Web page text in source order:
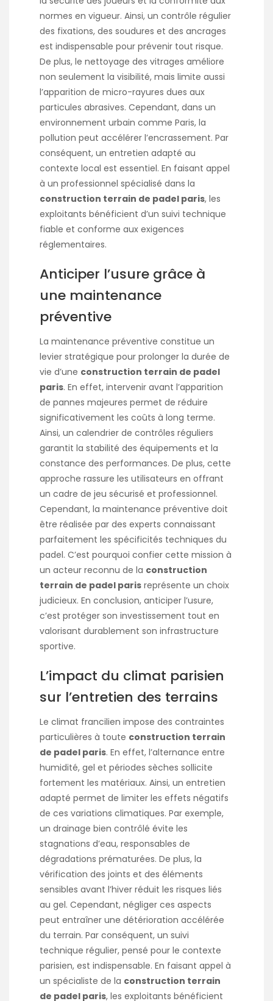
normes en vigueur. Ainsi, un contrôle régulier
des fixations, des soudures et des ancrages
est indispensable pour prévenir tout risque.
De plus, le nettoyage des vitrages améliore
non seulement la visibilité, mais limite aussi
l’apparition de micro-rayures dues aux
particules abrasives. Cependant, dans un
environnement urbain comme Paris, la
pollution peut accélérer l’encrassement. Par
conséquent, un entretien adapté au
contexte local est essentiel. En faisant appel
à un professionnel spécialisé dans la
construction terrain de padel paris, les
exploitants bénéficient d’un suivi technique
fiable et conforme aux exigences
réglementaires.
Anticiper l’usure grâce à
une maintenance
préventive
La maintenance préventive constitue un
levier stratégique pour prolonger la durée de
vie d’une construction terrain de padel
paris. En effet, intervenir avant l’apparition
de pannes majeures permet de réduire
significativement les coûts à long terme.
Ainsi, un calendrier de contrôles réguliers
garantit la stabilité des équipements et la
constance des performances. De plus, cette
approche rassure les utilisateurs en offrant
un cadre de jeu sécurisé et professionnel.
Cependant, la maintenance préventive doit
être réalisée par des experts connaissant
parfaitement les spécificités techniques du
padel. C’est pourquoi confier cette mission à
un acteur reconnu de la construction
terrain de padel paris représente un choix
judicieux. En conclusion, anticiper l’usure,
c’est protéger son investissement tout en
valorisant durablement son infrastructure
sportive.
L’impact du climat parisien
sur l’entretien des terrains
Le climat francilien impose des contraintes
particulières à toute construction terrain
de padel paris. En effet, l’alternance entre
humidité, gel et périodes sèches sollicite
fortement les matériaux. Ainsi, un entretien
adapté permet de limiter les effets négatifs
de ces variations climatiques. Par exemple,
un drainage bien contrôlé évite les
stagnations d’eau, responsables de
dégradations prématurées. De plus, la
vérification des joints et des éléments
sensibles avant l’hiver réduit les risques liés
au gel. Cependant, négliger ces aspects
peut entraîner une détérioration accélérée
du terrain. Par conséquent, un suivi
technique régulier, pensé pour le contexte
parisien, est indispensable. En faisant appel à
un spécialiste de la construction terrain
de padel paris, les exploitants bénéficient